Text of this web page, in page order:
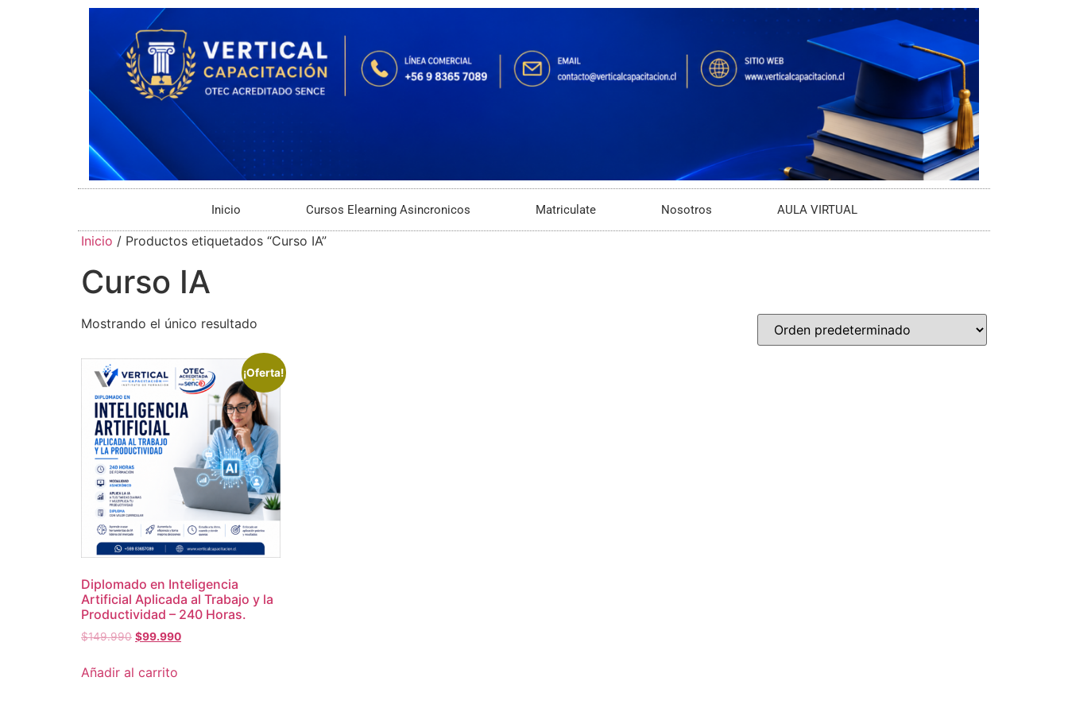
Inicio Cursos Elearning Asincronicos Matriculate Nosotros AULA VIRTUAL
Inicio / Productos etiquetados “Curso IA”
Curso IA
Mostrando el único resultado
¡Oferta!
Diplomado en Inteligencia
Artificial Aplicada al Trabajo y la
Productividad – 240 Horas.
$149.990 $99.990
Añadir al carrito